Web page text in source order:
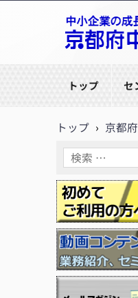
トップ セ
トップ › 京都